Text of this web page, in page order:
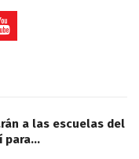
a las escuelas del
para…